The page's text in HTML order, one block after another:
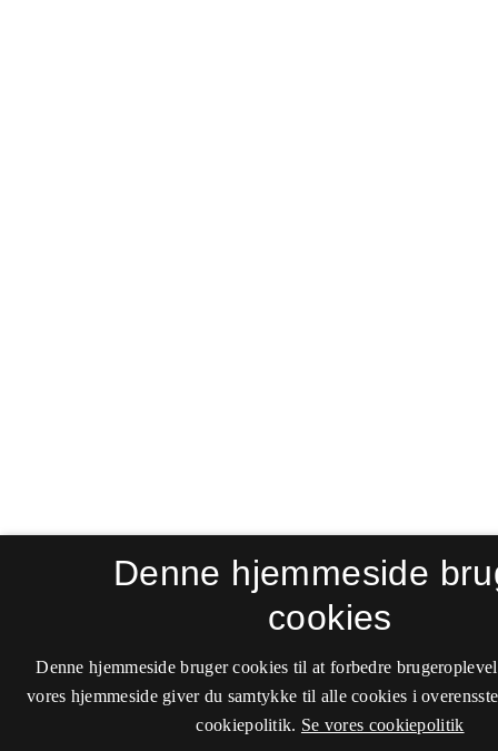
Denne hjemmeside
cookies
Denne hjemmeside bruger cookies til at forbedre
vores hjemmeside giver du samtykke til alle cookies i
cookiepolitik. Se vores cookiepolitik